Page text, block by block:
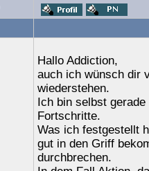
Hallo Addiction,
auch ich wünsch dir
wiederstehen.
Ich bin selbst
Fortschritte.
Was ich festgestellt
gut in den Griff
durchbrechen.